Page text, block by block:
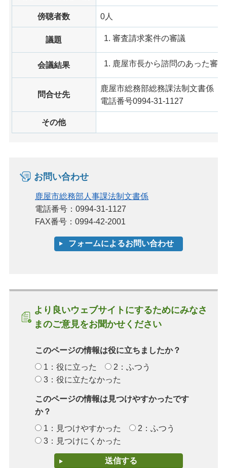
傍聴者数 0人
議題 審査請求案件の審議
会議結果 鹿屋市長から諮問のあった審
問合せ先
鹿屋市総務部総務課法制文書係
電話番号0994-31-1127
その他
お問い合わせ
鹿屋市総務部人事課法制文書係
電話番号：0994-31-1127
FAX番号：0994-42-2001
より良いウェブサイトにするためにみなさ
まのご意見をお聞かせください
このページの情報は役に立ちましたか？
1：役に立った
2：ふつう
3：役に立たなかった
このページの情報は見つけやすかったです
か？
1：見つけやすかった
2：ふつう
3：見つけにくかった